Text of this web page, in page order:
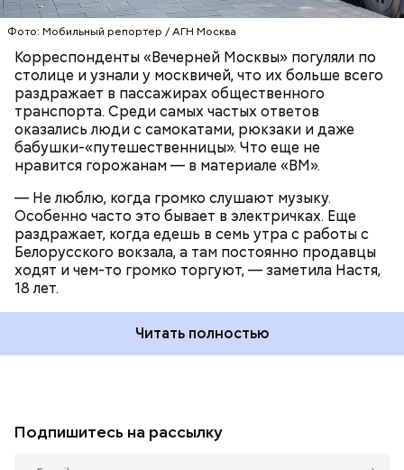
Фото: Мобильный репортер / АГН Москва
Корреспонденты «Вечерней Москвы» погуляли по
столице и узнали у москвичей, что их больше всего
раздражает в пассажирах общественного
транспорта. Среди самых частых ответов
оказались люди с самокатами, рюкзаки и даже
бабушки-«путешественницы». Что еще не
нравится горожанам — в материале «ВМ».
— Не люблю, когда громко слушают музыку.
Особенно часто это бывает в электричках. Еще
раздражает, когда едешь в семь утра с работы с
Белорусского вокзала, а там постоянно продавцы
ходят и чем-то громко торгуют, — заметила Настя,
18 лет.
Читать полностью
Подпишитесь на рассылку